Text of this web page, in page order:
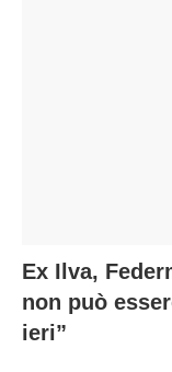
Ex Ilva,
non può
ieri”